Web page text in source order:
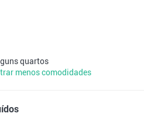
quartos
menos comodidades